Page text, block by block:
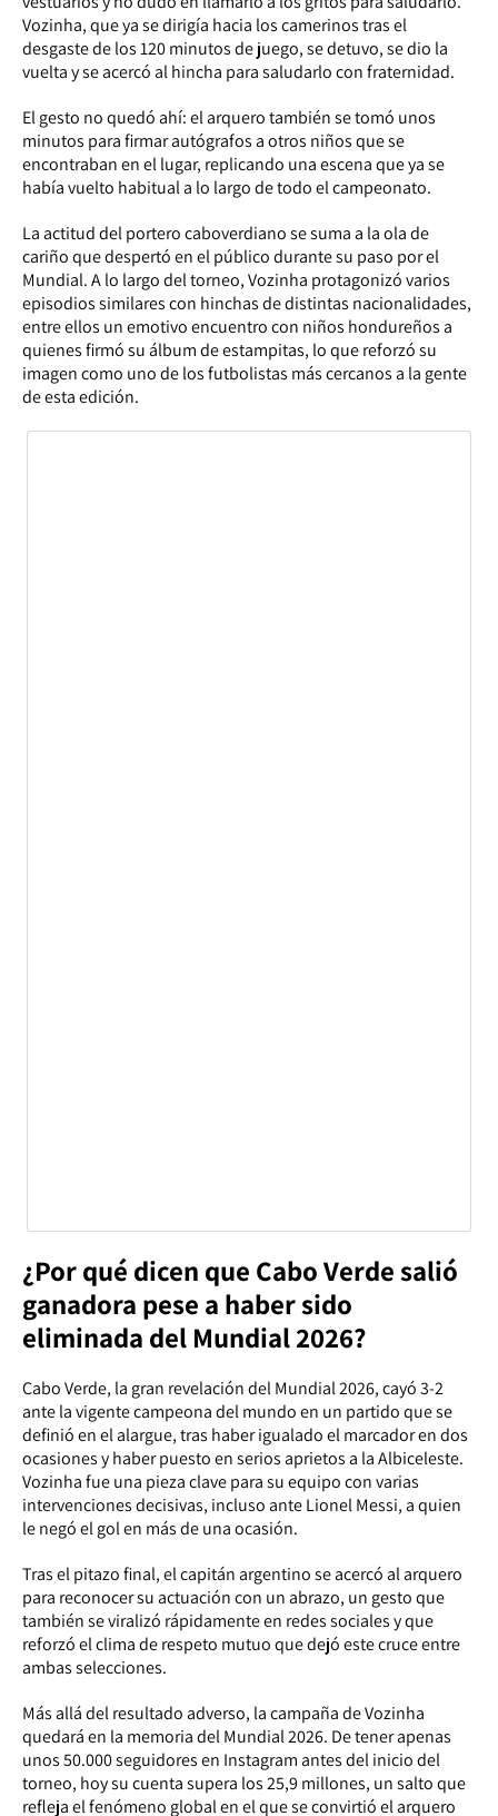
Vozinha, que ya se dirigía hacia los camerinos tras el
desgaste de los 120 minutos de juego, se detuvo, se dio la
vuelta y se acercó al hincha para saludarlo con fraternidad.
El gesto no quedó ahí: el arquero también se tomó unos
minutos para firmar autógrafos a otros niños que se
encontraban en el lugar, replicando una escena que ya se
había vuelto habitual a lo largo de todo el campeonato.
La actitud del portero caboverdiano se suma a la ola de
cariño que despertó en el público durante su paso por el
Mundial. A lo largo del torneo, Vozinha protagonizó varios
episodios similares con hinchas de distintas nacionalidades,
entre ellos un emotivo encuentro con niños hondureños a
quienes firmó su álbum de estampitas, lo que reforzó su
imagen como uno de los futbolistas más cercanos a la gente
de esta edición.
¿Por qué dicen que Cabo Verde salió
ganadora pese a haber sido
eliminada del Mundial 2026?
Cabo Verde, la gran revelación del Mundial 2026, cayó 3-2
ante la vigente campeona del mundo en un partido que se
definió en el alargue, tras haber igualado el marcador en dos
ocasiones y haber puesto en serios aprietos a la Albiceleste.
Vozinha fue una pieza clave para su equipo con varias
intervenciones decisivas, incluso ante Lionel Messi, a quien
le negó el gol en más de una ocasión.
Tras el pitazo final, el capitán argentino se acercó al arquero
para reconocer su actuación con un abrazo, un gesto que
también se viralizó rápidamente en redes sociales y que
reforzó el clima de respeto mutuo que dejó este cruce entre
ambas selecciones.
Más allá del resultado adverso, la campaña de Vozinha
quedará en la memoria del Mundial 2026. De tener apenas
unos 50.000 seguidores en Instagram antes del inicio del
torneo, hoy su cuenta supera los 25,9 millones, un salto que
refleja el fenómeno global en el que se convirtió el arquero